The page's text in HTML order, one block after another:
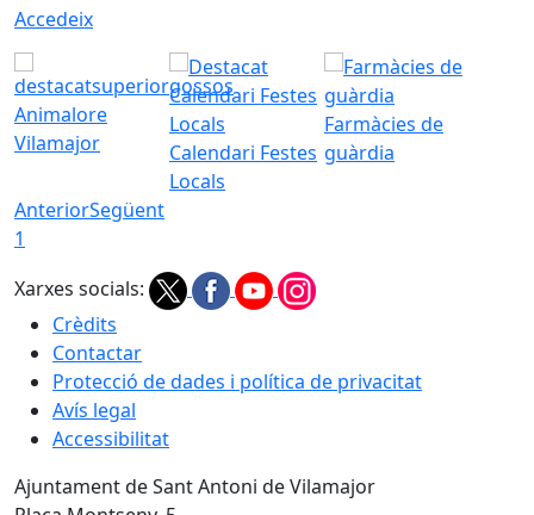
Accedeix
Animalore
Vilamajor
Calendari Festes
Locals
Farmàcies de
guàrdia
AnteriorSegüent
1
Xarxes socials:
Crèdits
Contactar
Protecció de dades i política de privacitat
Avís legal
Accessibilitat
Ajuntament de Sant Antoni de Vilamajor